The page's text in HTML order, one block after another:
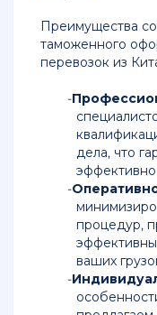
Преимущества
таможенного
перевозок из
дела, что
процедур,
ваших